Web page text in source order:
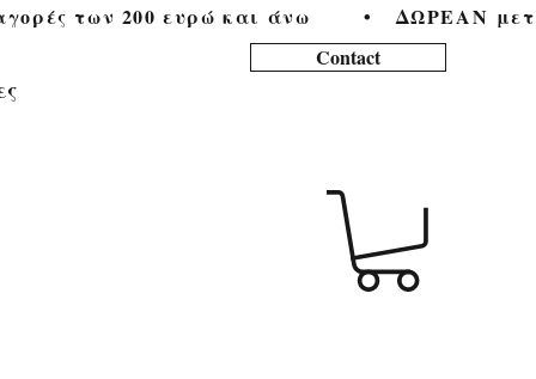
των 200 ευρώ και άνω        •
Contact